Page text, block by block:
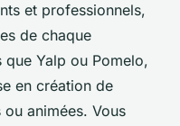
et professionnels,
de chaque
Yalp ou Pomelo,
en création de
animées. Vous